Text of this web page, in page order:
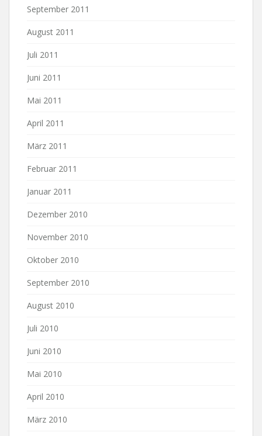
September 2011
August 2011
Juli 2011
Juni 2011
Mai 2011
April 2011
März 2011
Februar 2011
Januar 2011
Dezember 2010
November 2010
Oktober 2010
September 2010
August 2010
Juli 2010
Juni 2010
Mai 2010
April 2010
März 2010